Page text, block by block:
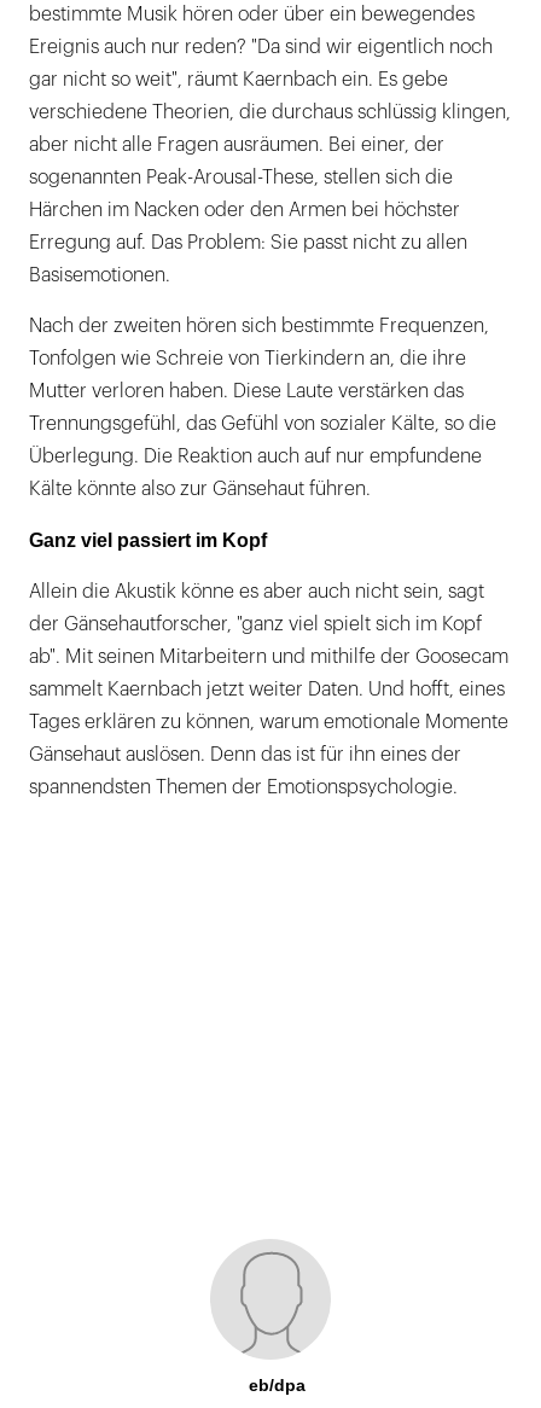
bestimmte Musik hören oder über ein bewegendes
Ereignis auch nur reden? "Da sind wir eigentlich noch
gar nicht so weit", räumt Kaernbach ein. Es gebe
verschiedene Theorien, die durchaus schlüssig klingen,
aber nicht alle Fragen ausräumen. Bei einer, der
sogenannten Peak-Arousal-These, stellen sich die
Härchen im Nacken oder den Armen bei höchster
Erregung auf. Das Problem: Sie passt nicht zu allen
Basisemotionen.
Nach der zweiten hören sich bestimmte Frequenzen,
Tonfolgen wie Schreie von Tierkindern an, die ihre
Mutter verloren haben. Diese Laute verstärken das
Trennungsgefühl, das Gefühl von sozialer Kälte, so die
Überlegung. Die Reaktion auch auf nur empfundene
Kälte könnte also zur Gänsehaut führen.
Ganz viel passiert im Kopf
Allein die Akustik könne es aber auch nicht sein, sagt
der Gänsehautforscher, "ganz viel spielt sich im Kopf
ab". Mit seinen Mitarbeitern und mithilfe der Goosecam
sammelt Kaernbach jetzt weiter Daten. Und hofft, eines
Tages erklären zu können, warum emotionale Momente
Gänsehaut auslösen. Denn das ist für ihn eines der
spannendsten Themen der Emotionspsychologie.
eb/dpa